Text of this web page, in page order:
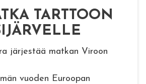
TARTTOON
järjestää matkan Viroon
vuoden Euroopan